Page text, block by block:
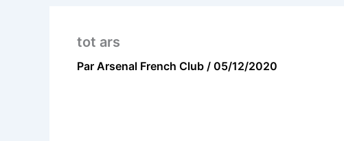
tot ars
Par Arsenal French Club / 05/12/2020